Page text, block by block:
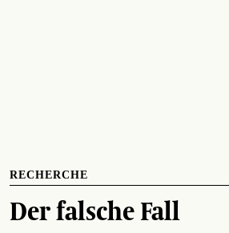
RECHERCHE
Der falsche Fall